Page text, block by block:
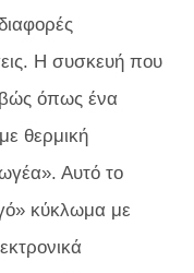
Η συσκευή που
όπως ένα
θερμική
Αυτό το
κύκλωμα με